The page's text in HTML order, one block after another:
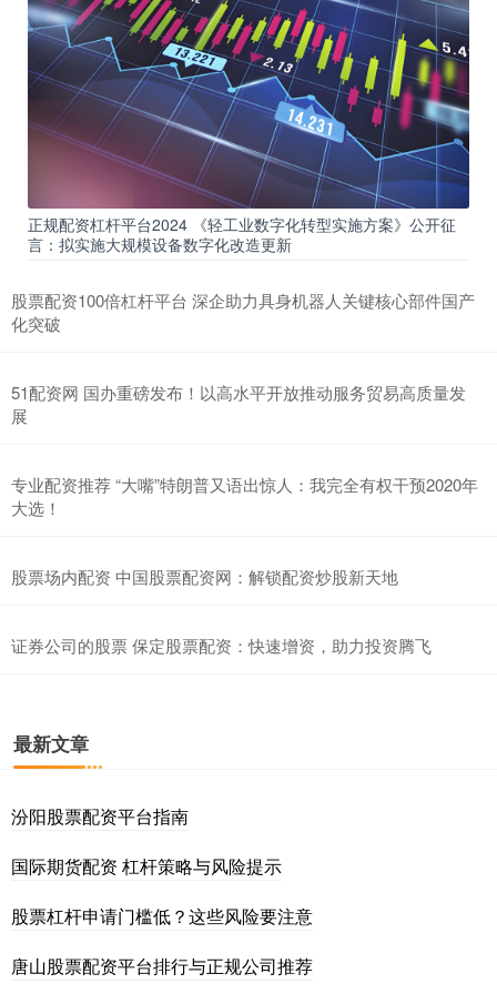
正规配资杠杆平台2024 《轻工业数字化转型实施方案》公开征
言：拟实施大规模设备数字化改造更新
股票配资100倍杠杆平台 深企助力具身机器人关键核心部件国产
化突破
51配资网 国办重磅发布！以高水平开放推动服务贸易高质量发
展
专业配资推荐 “大嘴”特朗普又语出惊人：我完全有权干预2020年
大选！
股票场内配资 中国股票配资网：解锁配资炒股新天地
证券公司的股票 保定股票配资：快速增资，助力投资腾飞
最新文章
汾阳股票配资平台指南
国际期货配资 杠杆策略与风险提示
股票杠杆申请门槛低？这些风险要注意
唐山股票配资平台排行与正规公司推荐